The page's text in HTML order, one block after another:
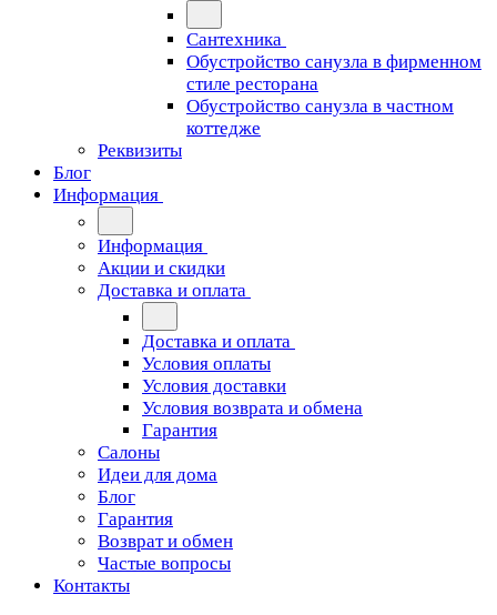
Сантехника
Обустройство санузла в фирменном
стиле ресторана
Обустройство санузла в частном
коттедже
Реквизиты
Блог
Информация
Информация
Акции и скидки
Доставка и оплата
Доставка и оплата
Условия оплаты
Условия доставки
Условия возврата и обмена
Гарантия
Салоны
Идеи для дома
Блог
Гарантия
Возврат и обмен
Частые вопросы
Контакты